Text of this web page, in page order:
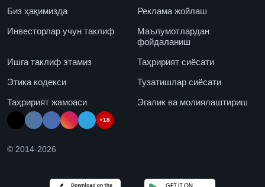
Биз ҳақимизда
Реклама жойлаш
Инвесторлар учун таклиф
Маълумотлардан
фойдаланиш
Ишга таклиф этамиз
Таҳририят сиёсати
Этика кодекси
Тузатишлар сиёсати
Таҳририят жамоаси
Эгалик ва молиялаштириш
+18
© 2014-2026